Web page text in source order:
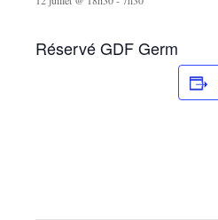
Réservé GDF Germ